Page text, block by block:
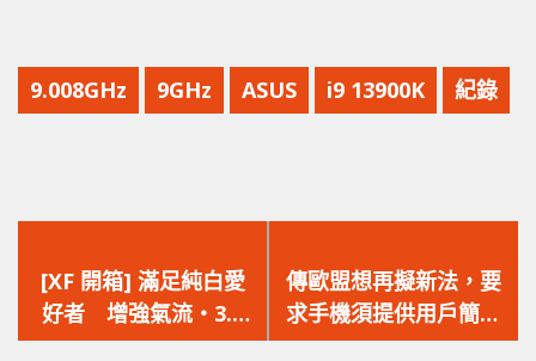
9.008GHz 9GHz ASUS i9 13900K 紀錄
一
篇
文
[XF 開箱] 滿足純白愛
好者 增強氣流‧3.5
槽‧9 條複合式熱管
一
篇
文
傳歐盟想再擬新法，要
求手機須提供用戶簡單
換電方法